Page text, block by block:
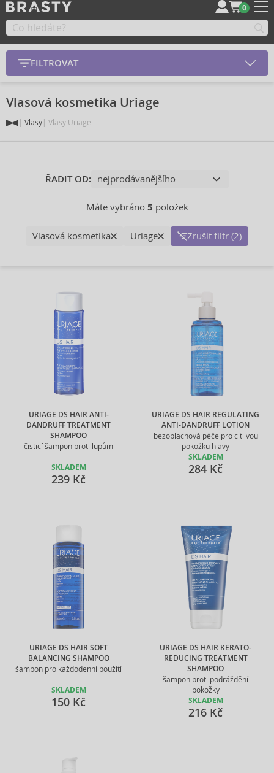
0
FILTROVAT
Vlasová kosmetika Uriage
Vlasy Vlasy Uriage
ŘADIT OD:
Máte vybráno 5 položek
Vlasová kosmetika Uriage Zrušit filtr (2)
URIAGE DS HAIR ANTI-
DANDRUFF TREATMENT
SHAMPOO
čisticí šampon proti lupům
SKLADEM
239 Kč
URIAGE DS HAIR REGULATING
ANTI-DANDRUFF LOTION
bezoplachová péče pro citlivou
pokožku hlavy
SKLADEM
284 Kč
URIAGE DS HAIR SOFT
BALANCING SHAMPOO
šampon pro každodenní použití
SKLADEM
150 Kč
URIAGE DS HAIR KERATO-
REDUCING TREATMENT
SHAMPOO
šampon proti podráždění
pokožky
SKLADEM
216 Kč